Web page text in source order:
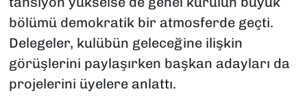
bölümü demokratik bir atmosferde geçti.
Delegeler, kulübün geleceğine ilişkin
görüşlerini paylaşırken başkan adayları da
projelerini üyelere anlattı.